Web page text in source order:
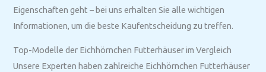
Eigenschaften geht – bei uns erhalten Sie alle wichtigen
Informationen, um die beste Kaufentscheidung zu treffen.
Top-Modelle der Eichhörnchen Futterhäuser im Vergleich
Unsere Experten haben zahlreiche Eichhörnchen Futterhäuser